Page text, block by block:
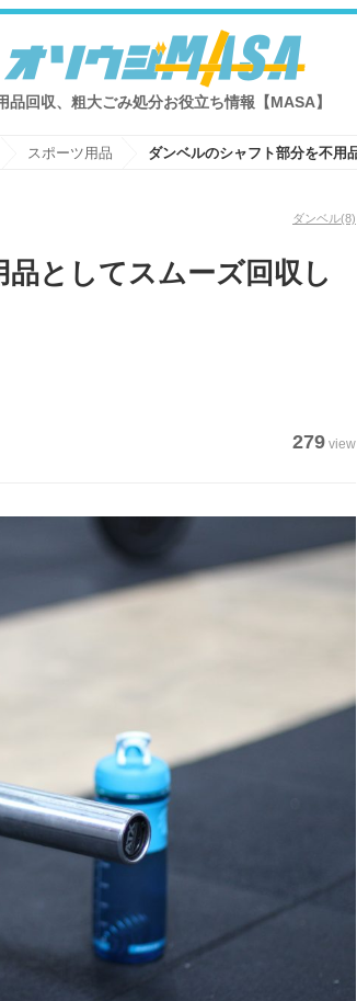
品回収、粗大ごみ処分お役立ち情報【MASA】
スポーツ用品
ダンベル(8)
としてスムーズ回収し
279 view